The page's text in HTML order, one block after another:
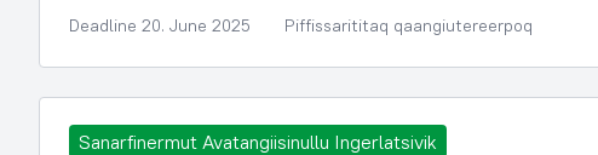
Deadline 20. June 2025 Piffissarititaq qaangiutereerpoq
Sanarfinermut Avatangiisinullu Ingerlatsivik